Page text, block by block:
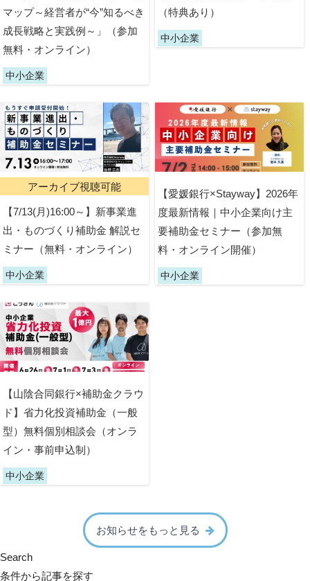
マップ～経営者が“今”知るべき
成長戦略と実践例～」（参加
無料・オンライン）
中小企業
（特典あり）
中小企業
アーカイブ視聴可能
【7/13(月)16:00～】新事業進
出・ものづくり補助金 解説セ
ミナー（無料・オンライン）
中小企業
【愛媛銀行×Stayway】2026年
度最新情報｜中小企業向け主
要補助金セミナー（参加無
料・オンライン開催）
中小企業
【山陰合同銀行×補助金クラウ
ド】省力化投資補助金（一般
型）無料個別相談会（オンラ
イン・事前申込制）
中小企業
お知らせをもっと見る
Search
条件から記事を探す